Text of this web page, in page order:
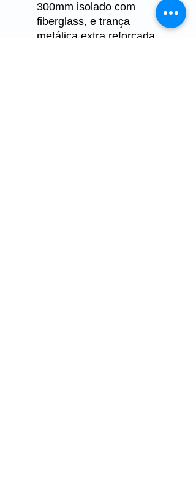
300mm isolado com
fiberglass, e trança
metálica extra reforçada